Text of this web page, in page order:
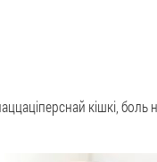
кішкі, боль